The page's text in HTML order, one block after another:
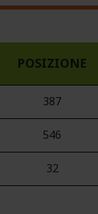
POSIZIONE
387
546
32